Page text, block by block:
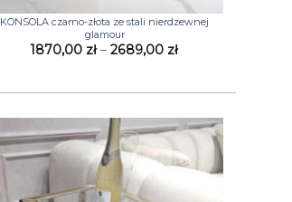
KONSOLA czarno-złota ze stali nierdzewnej
glamour
1870,00 zł – 2689,00 złZakres
do